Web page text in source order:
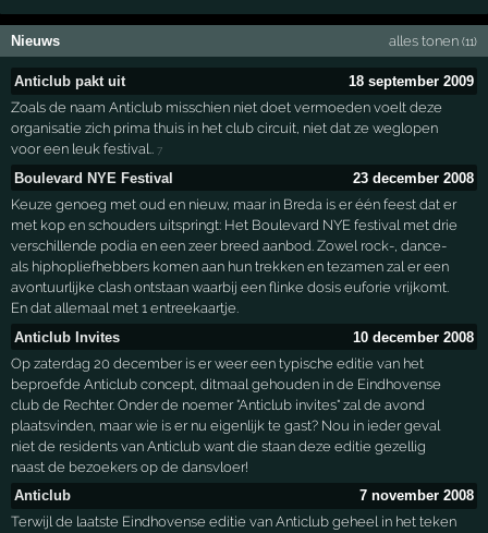
Nieuws alles tonen (11)
Anticlub pakt uit
18 september 2009
Zoals de naam Anticlub misschien niet doet vermoeden voelt deze
organisatie zich prima thuis in het club circuit, niet dat ze weglopen
voor een leuk festival..7
Boulevard NYE Festival
23 december 2008
Keuze genoeg met oud en nieuw, maar in Breda is er één feest dat er
met kop en schouders uitspringt: Het Boulevard NYE festival met drie
verschillende podia en een zeer breed aanbod. Zowel rock-, dance-
als hiphopliefhebbers komen aan hun trekken en tezamen zal er een
avontuurlijke clash ontstaan waarbij een flinke dosis euforie vrijkomt.
En dat allemaal met 1 entreekaartje.
Anticlub Invites
10 december 2008
Op zaterdag 20 december is er weer een typische editie van het
beproefde Anticlub concept, ditmaal gehouden in de Eindhovense
club de Rechter. Onder de noemer "Anticlub invites" zal de avond
plaatsvinden, maar wie is er nu eigenlijk te gast? Nou in ieder geval
niet de residents van Anticlub want die staan deze editie gezellig
naast de bezoekers op de dansvloer!
Anticlub
7 november 2008
Terwijl de laatste Eindhovense editie van Anticlub geheel in het teken